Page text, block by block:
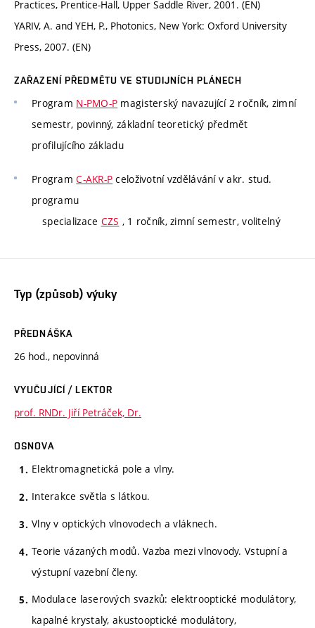
Practices, Prentice-Hall, Upper Saddle River, 2001. (EN)
YARIV, A. and YEH, P., Photonics, New York: Oxford University
Press, 2007. (EN)
ZAŘAZENÍ PŘEDMĚTU VE STUDIJNÍCH PLÁNECH
Program N-PMO-P magisterský navazující 2 ročník, zimní
semestr, povinný, základní teoretický předmět
profilujícího základu
ProgramC-AKR-P celoživotní vzdělávání v akr. stud.
programu
specializace CZS , 1 ročník, zimní semestr, volitelný
Typ (způsob) výuky
PŘEDNÁŠKA
26 hod., nepovinná
VYUČUJÍCÍ / LEKTOR
prof. RNDr. Jiří Petráček, Dr.
OSNOVA
Elektromagnetická pole a vlny.
Interakce světla s látkou.
Vlny v optických vlnovodech a vláknech.
Teorie vázaných modů. Vazba mezi vlnovody. Vstupní a
výstupní vazební členy.
Modulace laserových svazků: elektrooptické modulátory,
kapalné krystaly, akustooptické modulátory,